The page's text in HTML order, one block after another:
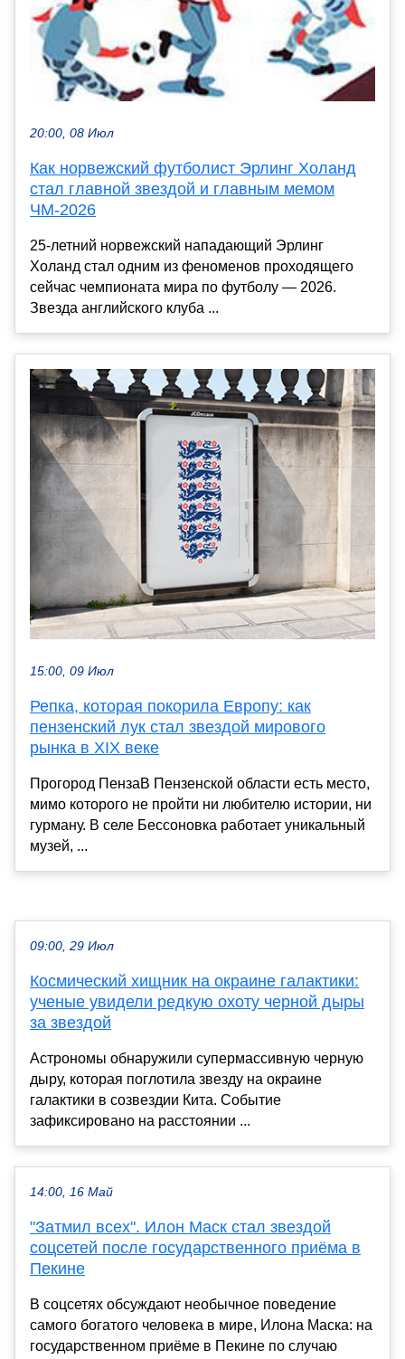
20:00, 08 Июл
Как норвежский футболист Эрлинг Холанд
стал главной звездой и главным мемом
ЧМ-2026
25-летний норвежский нападающий Эрлинг
Холанд стал одним из феноменов проходящего
сейчас чемпионата мира по футболу — 2026.
Звезда английского клуба ...
15:00, 09 Июл
Репка, которая покорила Европу: как
пензенский лук стал звездой мирового
рынка в XIX веке
Прогород ПензаВ Пензенской области есть место,
мимо которого не пройти ни любителю истории, ни
гурману. В селе Бессоновка работает уникальный
музей, ...
09:00, 29 Июл
Космический хищник на окраине галактики:
ученые увидели редкую охоту черной дыры
за звездой
Астрономы обнаружили супермассивную черную
дыру, которая поглотила звезду на окраине
галактики в созвездии Кита. Событие
зафиксировано на расстоянии ...
14:00, 16 Май
"Затмил всех". Илон Маск стал звездой
соцсетей после государственного приёма в
Пекине
В соцсетях обсуждают необычное поведение
самого богатого человека в мире, Илона Маска: на
государственном приёме в Пекине по случаю